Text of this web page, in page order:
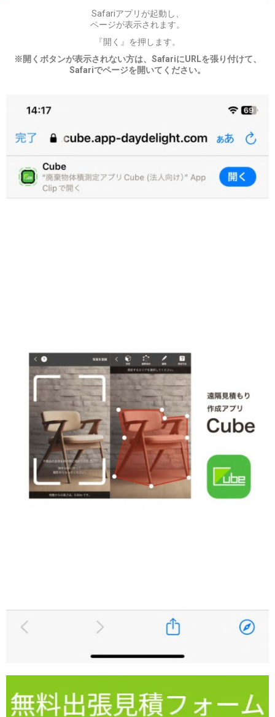
Safariアプリが起動し、
ページが表示されます。
『開く』を押 します。
※開くボタンが表示されない方は、SafariにURLを張り付けて、
Safariでページを開いてください。